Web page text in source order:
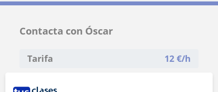
Contacta con Óscar
Tarifa 12 €/h